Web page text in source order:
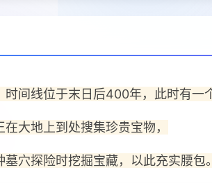
时间线位于末日后400年，此时有一
大地上到处搜集珍贵宝物，
穴探险时挖掘宝藏，以此充实腰包。